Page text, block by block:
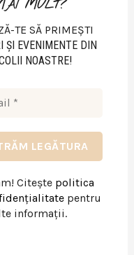
MULT?
TE SĂ PRIMEȘTI
ŞI EVENIMENTE DIN
NOASTRE!
Citește politica
pentru
informații.